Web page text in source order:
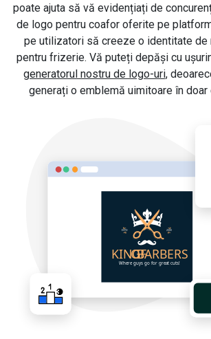
poate ajuta să vă evidențiați de
de logo pentru coafor oferite pe
pe utilizatori să creeze o identitate de
pentru frizerie. Vă puteți depăși cu
generatorul nostru de logo-uri,
generați o emblemă uimitoare în doar